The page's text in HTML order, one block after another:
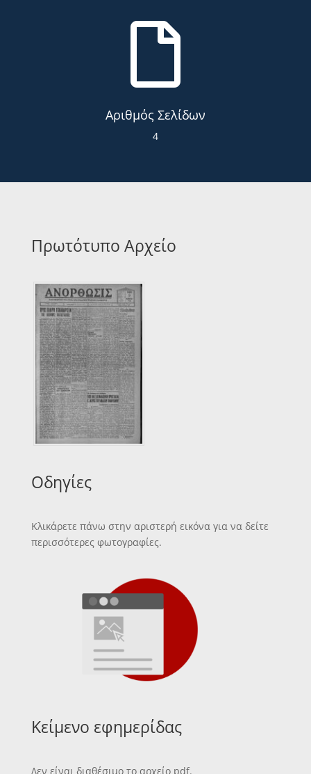

Αριθμός Σελίδων
4
Πρωτότυπο Αρχείο
Οδηγίες
Κλικάρετε πάνω στην αριστερή εικόνα για να δείτε
περισσότερες φωτογραφίες.
Κείμενο εφημερίδας
Δεν είναι διαθέσιμο το αρχείο pdf.